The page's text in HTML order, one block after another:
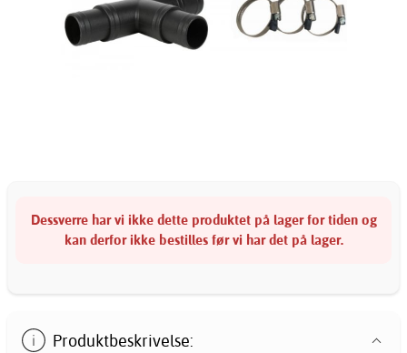
Dessverre har vi ikke dette produktet på lager for tiden og
kan derfor ikke bestilles før vi har det på lager.
Produktbeskrivelse: